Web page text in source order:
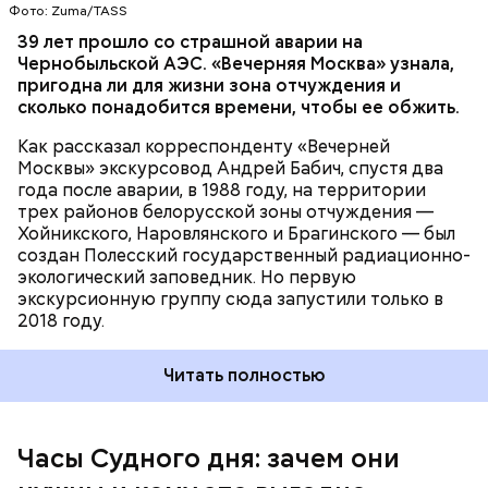
Фото: Zuma/TASS
39 лет прошло со страшной аварии на
Чернобыльской АЭС. «Вечерняя Москва» узнала,
пригодна ли для жизни зона отчуждения и
сколько понадобится времени, чтобы ее обжить.
Как рассказал корреспонденту «Вечерней
Москвы» экскурсовод Андрей Бабич, спустя два
года после аварии, в 1988 году, на территории
трех районов белорусской зоны отчуждения —
Хойникского, Наровлянского и Брагинского — был
создан Полесский государственный радиационно-
экологический заповедник. Но первую
экскурсионную группу сюда запустили только в
2018 году.
Читать полностью
Часы Судного дня: зачем они
— Поскольку мы стоим на пороге второго
ядерного века и периода беспрецедентного
Каждый год — в зависимости от того, какие
события происходят в мире, — ученые,
нобелевские лауреаты и специалисты по ядерной
безопасности из экспертного совета «Бюллетеня
ученых-атомщиков» принимают решение о
перевода на полминуты вперед послужили как
ухудшающиеся отношения между ядерными
выбросов углекислого газа, так и усиление
национализма во всем мире и отрицание
Часы Судного дня — прибыльный
проект